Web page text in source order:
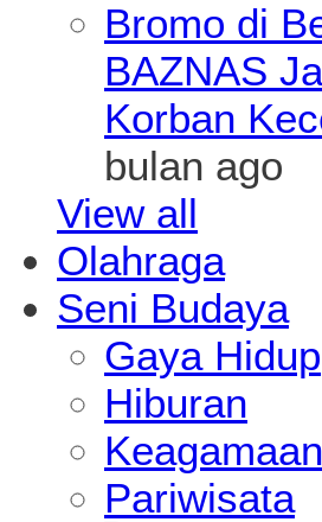
BAZNAS
Korban
bulan ago
View all
Olahraga
Seni Budaya
Gaya Hidup
Hiburan
Keagamaan
Pariwisata